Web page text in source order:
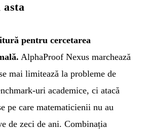
asta
pentru cercetarea
AlphaProof Nexus marchează
mai limitează la probleme de
uri academice, ci atacă
pe care matematicienii nu au
de zeci de ani. Combinația